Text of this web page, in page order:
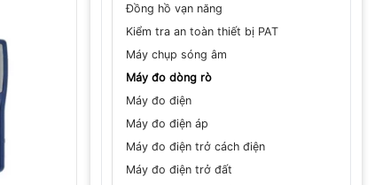
Đồng hồ vạn năng
Kiểm tra an toàn thiết bị PAT
Máy chụp sóng âm
Máy đo dòng rò
Máy đo điện
Máy đo điện áp
Máy đo điện trở cách điện
Máy đo điện trở đất